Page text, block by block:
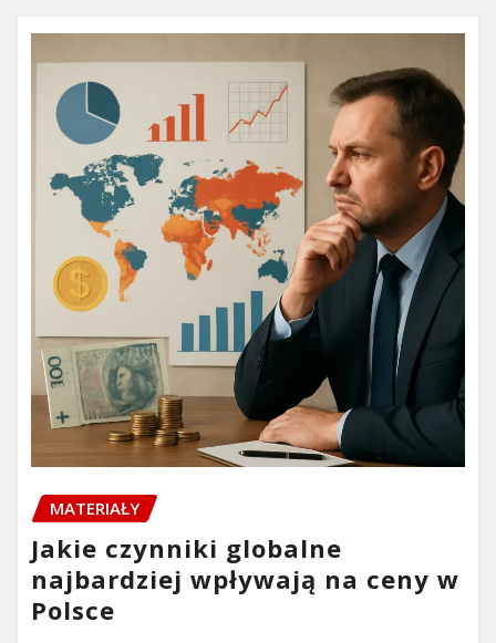
MATERIAŁY
Jakie czynniki globalne
najbardziej wpływają na ceny w
Polsce